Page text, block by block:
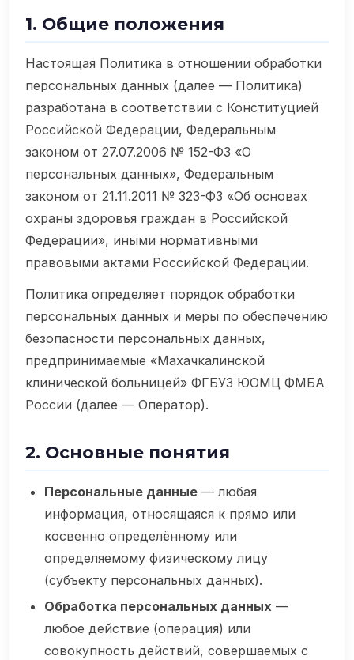
1. Общие положения
Настоящая Политика в отношении обработки
персональных данных (далее — Политика)
разработана в соответствии с Конституцией
Российской Федерации, Федеральным
законом от 27.07.2006 № 152-ФЗ «О
персональных данных», Федеральным
законом от 21.11.2011 № 323-ФЗ «Об основах
охраны здоровья граждан в Российской
Федерации», иными нормативными
правовыми актами Российской Федерации.
Политика определяет порядок обработки
персональных данных и меры по обеспечению
безопасности персональных данных,
предпринимаемые «Махачкалинской
клинической больницей» ФГБУЗ ЮОМЦ ФМБА
России (далее — Оператор).
2. Основные понятия
Персональные данные — любая
информация, относящаяся к прямо или
косвенно определённому или
определяемому физическому лицу
(субъекту персональных данных).
Обработка персональных данных —
любое действие (операция) или
совокупность действий, совершаемых с